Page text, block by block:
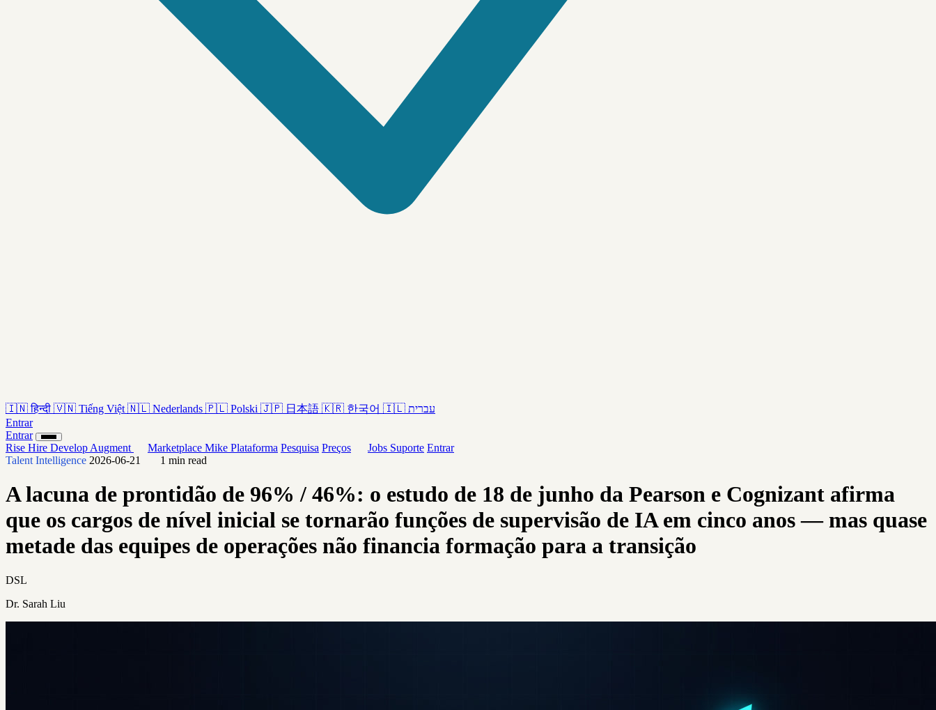
🇮🇳 हिन्दी 🇻🇳 Tiếng Việt 🇳🇱 Nederlands 🇵🇱 Polski 🇯🇵 日本語 🇰🇷 한국어 🇮🇱 עברית
Entrar
Entrar
Rise Hire Develop Augment Marketplace Mike Plataforma Pesquisa Preços Jobs Suporte Entrar
Talent Intelligence 2026-06-21 1 min read
A lacuna de prontidão de 96% / 46%: o estudo de 18 de junho da Pearson e Cognizant afirma
que os cargos de nível inicial se tornarão funções de supervisão de IA em cinco anos — mas quase
metade das equipes de operações não financia formação para a transição
DSL
Dr. Sarah Liu